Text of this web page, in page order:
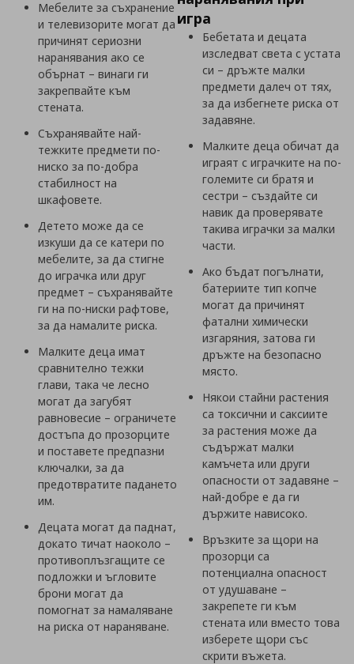
Мебелите за съхранение
и телевизорите могат да
причинят сериозни
наранявания ако се
обърнат – винаги ги
закрепвайте към
стената.
Съхранявайте най-
тежките предмети по-
ниско за по-добра
стабилност на
шкафовете.
Детето може да се
изкуши да се катери по
мебелите, за да стигне
до играчка или друг
предмет – съхранявайте
ги на по-ниски рафтове,
за да намалите риска.
Малките деца имат
сравнително тежки
глави, така че лесно
могат да загубят
равновесие – ограничете
достъпа до прозорците
и поставете предпазни
ключалки, за да
предотвратите падането
им.
Децата могат да паднат,
докато тичат наоколо –
противоплъзгащите се
подложки и ъгловите
брони могат да
помогнат за намаляване
на риска от нараняване.
игра
Бебетата и децата
изследват света с устата
си – дръжте малки
предмети далеч от тях,
за да избегнете риска от
задавяне.
Малките деца обичат да
играят с играчките на по-
големите си братя и
сестри – създайте си
навик да проверявате
такива играчки за малки
части.
Ако бъдат погълнати,
батериите тип копче
могат да причинят
фатални химически
изгаряния, затова ги
дръжте на безопасно
място.
Някои стайни растения
са токсични и саксиите
за растения може да
съдържат малки
камъчета или други
опасности от задавяне –
най-добре е да ги
държите нависоко.
Връзките за щори на
прозорци са
потенциална опасност
от удушаване –
закрепете ги към
стената или вместо това
изберете щори със
скрити въжета.